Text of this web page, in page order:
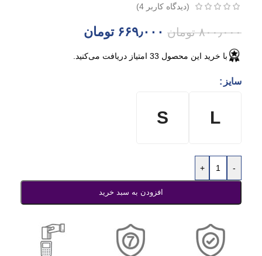
(دیدگاه کاربر 4
)
۸۰۰٫۰۰۰ تومان ۶۶۹٫۰۰۰ تومان
با خرید این محصول 33 امتیاز دریافت می‌کنید.
سایز
L
S
-
+
افزودن به سبد خرید